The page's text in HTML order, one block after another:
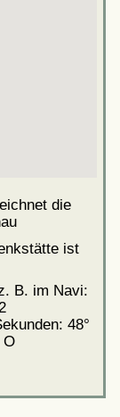
die
ist
B. im Navi:
48°
O